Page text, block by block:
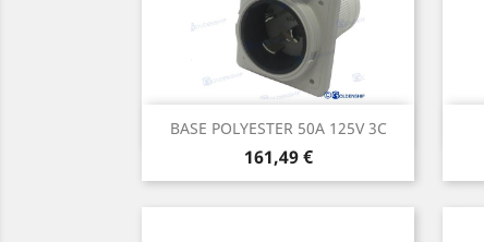
BASE POLYESTER 50A 125V 3C
Prix
161,49 €
Aperçu rapide